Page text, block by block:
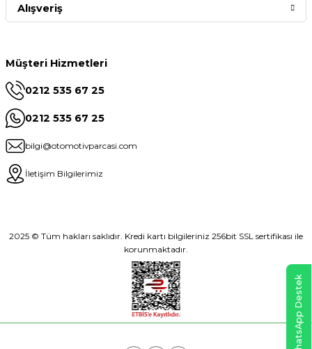
Müşteri Hizmetleri
0212 535 67 25
0212 535 67 25
bilgi@otomotivparcasi.com
İletişim Bilgilerimiz
Alışveriş
2025 © Tüm hakları saklıdır. Kredi kartı bilgileriniz 256bit SSL sertifikası ile
korunmaktadır.
WhatsApp Destek